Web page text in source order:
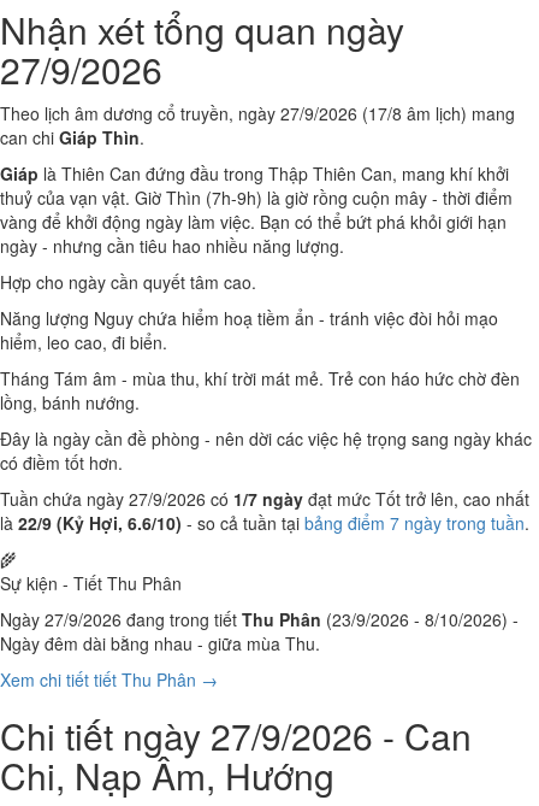
Nhận xét tổng quan ngày
27/9/2026
Theo lịch âm dương cổ truyền, ngày 27/9/2026 (17/8 âm lịch) mang
can chi Giáp Thìn.
Giáp là Thiên Can đứng đầu trong Thập Thiên Can, mang khí khởi
thuỷ của vạn vật. Giờ Thìn (7h-9h) là giờ rồng cuộn mây - thời điểm
vàng để khởi động ngày làm việc. Bạn có thể bứt phá khỏi giới hạn
ngày - nhưng cần tiêu hao nhiều năng lượng.
Hợp cho ngày cần quyết tâm cao.
Năng lượng Nguy chứa hiểm hoạ tiềm ẩn - tránh việc đòi hỏi mạo
hiểm, leo cao, đi biển.
Tháng Tám âm - mùa thu, khí trời mát mẻ. Trẻ con háo hức chờ đèn
lồng, bánh nướng.
Đây là ngày cần đề phòng - nên dời các việc hệ trọng sang ngày khác
có điềm tốt hơn.
Tuần chứa ngày 27/9/2026 có 1/7 ngày đạt mức Tốt trở lên, cao nhất
là 22/9 (Kỷ Hợi, 6.6/10) - so cả tuần tại bảng điểm 7 ngày trong tuần.
🌾
Sự kiện - Tiết Thu Phân
Ngày 27/9/2026 đang trong tiết Thu Phân (23/9/2026 - 8/10/2026) -
Ngày đêm dài bằng nhau - giữa mùa Thu.
Xem chi tiết tiết Thu Phân →
Chi tiết ngày 27/9/2026 - Can
Chi, Nạp Âm, Hướng